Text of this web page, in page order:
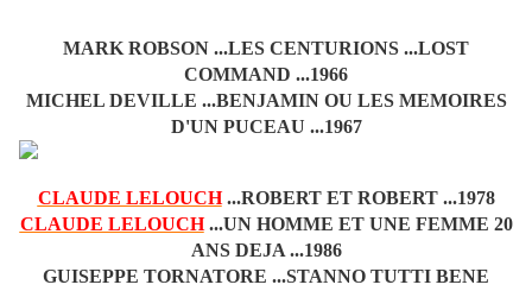
MARK ROBSON ...LES CENTURIONS ...LOST
COMMAND ...1966
MICHEL DEVILLE ...BENJAMIN OU LES MEMOIRES
D'UN PUCEAU ...1967
CLAUDE LELOUCH...ROBERT ET ROBERT ...1978
CLAUDE LELOUCH...UN HOMME ET UNE FEMME 20
ANS DEJA ...1986
GUISEPPE TORNATORE ...STANNO TUTTI BENE